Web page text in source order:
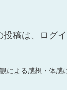
投稿は、ログ
による感想・体感